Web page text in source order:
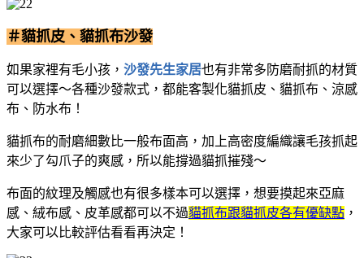
＃貓抓皮、貓抓布沙發
如果家裡有毛小孩， 沙發先生家居也有非常多防磨耐抓的材質
可以選擇～各種沙發款式，都能客製化貓抓皮、貓抓布、涼感
布、防水布！
貓抓布的耐磨細數比一般布面高，加上高密度編織讓毛孩抓起
來少了勾爪子的爽感，所以能撐過貓抓摧殘～
布面的紋理及觸感也有很多樣本可以選擇，想要摸起來亞麻
感、絨布感、皮革感都可以不過貓抓布跟貓抓皮各有優缺點 ，
大家可以比較評估看看再決定！